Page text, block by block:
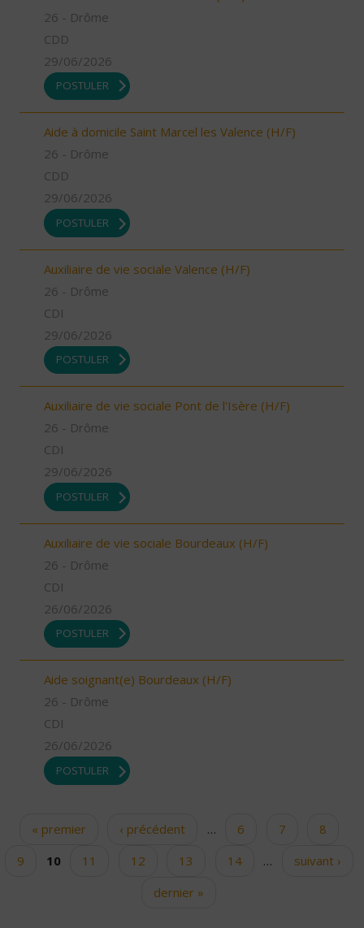
26 - Drôme
CDD
29/06/2026
POSTULER
Aide à domicile Saint Marcel les Valence (H/F)
26 - Drôme
CDD
29/06/2026
POSTULER
Auxiliaire de vie sociale Valence (H/F)
26 - Drôme
CDI
29/06/2026
POSTULER
Auxiliaire de vie sociale Pont de l'Isère (H/F)
26 - Drôme
CDI
29/06/2026
POSTULER
Auxiliaire de vie sociale Bourdeaux (H/F)
26 - Drôme
CDI
26/06/2026
POSTULER
Aide soignant(e) Bourdeaux (H/F)
26 - Drôme
CDI
26/06/2026
POSTULER
Pages« premier ‹ précédent … 6 7
8
9
10 11 12 13 14 …
suivant ›
dernier »